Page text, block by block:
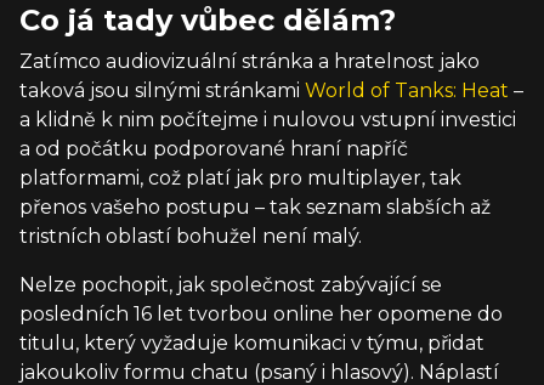
Co já tady vůbec dělám?
Zatímco audiovizuální stránka a hratelnost jako
taková jsou silnými stránkami World of Tanks: Heat –
a klidně k nim počítejme i nulovou vstupní investici
a od počátku podporované hraní napříč
platformami, což platí jak pro multiplayer, tak
přenos vašeho postupu – tak seznam slabších až
tristních oblastí bohužel není malý.
Nelze pochopit, jak společnost zabývající se
posledních 16 let tvorbou online her opomene do
titulu, který vyžaduje komunikaci v týmu, přidat
jakoukoliv formu chatu (psaný i hlasový). Náplastí